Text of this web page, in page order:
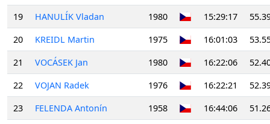
19
HANULÍK Vladan 1980 15:29:17
20
KREIDL Martin 1975 16:01:03
21
VOCÁSEK Jan 1980 16:22:06
22
VOJAN Radek 1976 16:22:21
23
FELENDA Antonín 1958 16:44:06